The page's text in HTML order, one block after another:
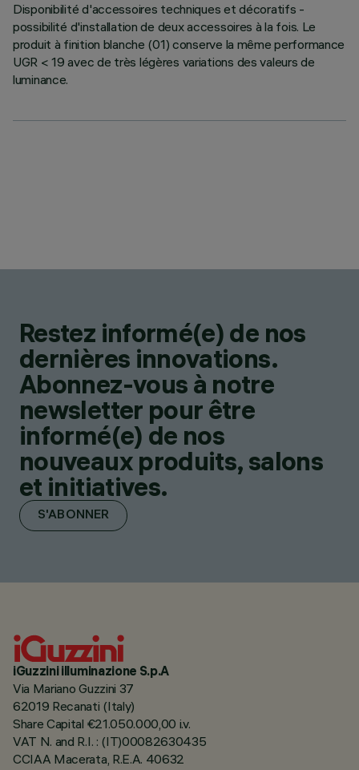
Disponibilité d'accessoires techniques et décoratifs -
possibilité d'installation de deux accessoires à la fois. Le
produit à finition blanche (01) conserve la même performance
UGR < 19 avec de très légères variations des valeurs de
luminance.
Restez informé(e) de nos
dernières innovations.
Abonnez-vous à notre
newsletter pour être
informé(e) de nos
nouveaux produits, salons
et initiatives.
S'ABONNER
iGuzzini illuminazione S.p.A
Via Mariano Guzzini 37
62019 Recanati (Italy)
Share Capital €21.050.000,00 i.v.
VAT N. and R.I. : (IT)00082630435
CCIAA Macerata, R.E.A. 40632